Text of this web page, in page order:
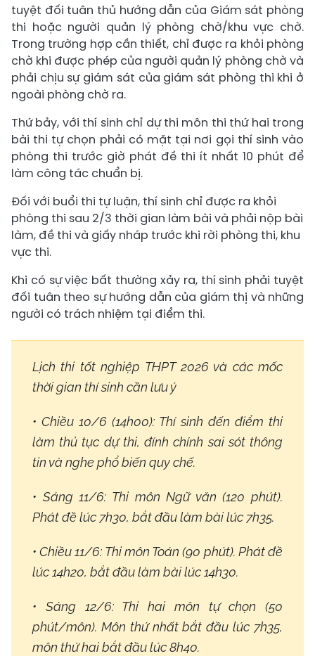
tuyệt đối tuân thủ hướng dẫn của Giám sát phòng
thi hoặc người quản lý phòng chờ/khu vực chờ.
Trong trường hợp cần thiết, chỉ được ra khỏi phòng
chờ khi được phép của người quản lý phòng chờ và
phải chịu sự giám sát của giám sát phòng thi khi ở
ngoài phòng chờ ra.
Thứ bảy, với thí sinh chỉ dự thi môn thi thứ hai trong
bài thi tự chọn phải có mặt tại nơi gọi thí sinh vào
phòng thi trước giờ phát đề thi ít nhất 10 phút để
làm công tác chuẩn bị.
Đối với buổi thi tự luận, thí sinh chỉ được ra khỏi
phòng thi sau 2/3 thời gian làm bài và phải nộp bài
làm, đề thi và giấy nháp trước khi rời phòng thi, khu
vực thi.
Khi có sự việc bất thường xảy ra, thí sinh phải tuyệt
đối tuân theo sự hướng dẫn của giám thị và những
người có trách nhiệm tại điểm thi.
Lịch thi tốt nghiệp THPT 2026 và các mốc
thời gian thí sinh cần lưu ý
• Chiều 10/6 (14h00): Thí sinh đến điểm thi
làm thủ tục dự thi, đính chính sai sót thông
tin và nghe phổ biến quy chế.
• Sáng 11/6: Thi môn Ngữ văn (120 phút).
Phát đề lúc 7h30, bắt đầu làm bài lúc 7h35.
• Chiều 11/6: Thi môn Toán (90 phút). Phát đề
lúc 14h20, bắt đầu làm bài lúc 14h30.
• Sáng 12/6: Thi hai môn tự chọn (50
phút/môn). Môn thứ nhất bắt đầu lúc 7h35,
môn thứ hai bắt đầu lúc 8h40.